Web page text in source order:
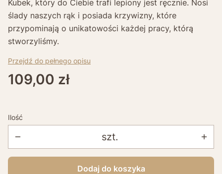
Kubek, który do Ciebie trafi lepiony jest ręcznie. Nosi
ślady naszych rąk i posiada krzywizny, które
przypominają o unikatowości każdej pracy, którą
stworzyliśmy.
Przejdź do pełnego opisu
Cena
109,00 zł
Ilość
szt.
Dodaj do koszyka